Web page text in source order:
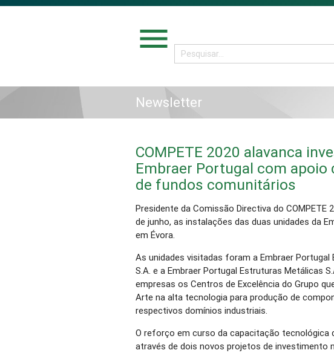
menu
Newsletter
COMPETE 2020 alavanca
Embraer Portugal com apoio
de fundos comunitários
Presidente da Comissão Directiva do COMPETE
de junho, as instalações das duas unidades da
em Évora.
As unidades visitadas foram a Embraer
S.A. e a Embraer Portugal Estruturas Metálicas
empresas os Centros de Excelência do Grupo
Arte na alta tecnologia para produção de
respectivos domínios industriais.
O reforço em curso da capacitação tecnológica
através de dois novos projetos de investimento